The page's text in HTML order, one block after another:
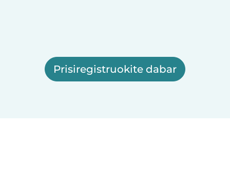
Prisiregistruokite dabar